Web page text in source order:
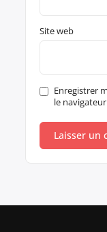
Site web
Enregistrer
le